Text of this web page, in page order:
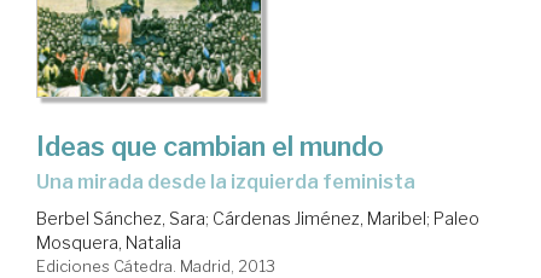
Ideas que cambian el mundo
una mirada desde la izquierda feminista
Berbel Sánchez, Sara; Cárdenas Jiménez, Maribel; Paleo
Mosquera, Natalia
Ediciones Cátedra. Madrid, 2013